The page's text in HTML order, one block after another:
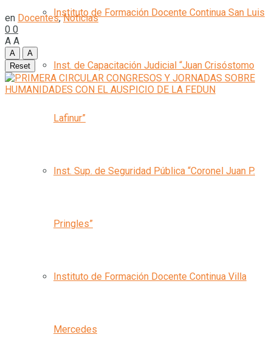
Instituto de Formación Docente Continua San Luis
Inst. de Capacitación Judicial “Juan Crisóstomo
Lafinur”
Inst. Sup. de Seguridad Pública “Coronel Juan P.
Pringles”
Instituto de Formación Docente Continua Villa
Mercedes
en Docentes,Noticias
0 0
A A
A
A
Reset